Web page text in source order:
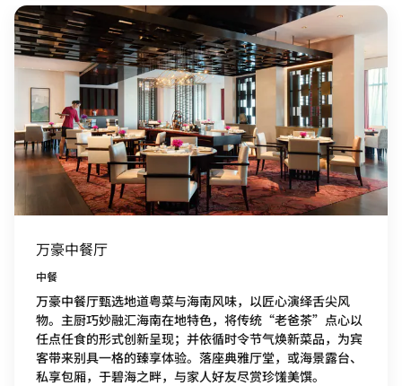
万豪中餐厅
中餐
万豪中餐厅甄选地道粤菜与海南风味，以匠心演绎舌尖风
物。主厨巧妙融汇海南在地特色，将传统“老爸茶”点心以
任点任食的形式创新呈现；并依循时令节气焕新菜品，为宾
客带来别具一格的臻享体验。落座典雅厅堂，或海景露台、
私享包厢，于碧海之畔，与家人好友尽赏珍馐美馔。